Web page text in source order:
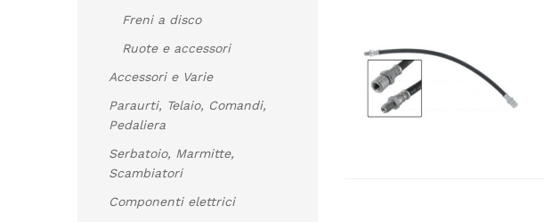
Freni a disco
Ruote e accessori
Accessori e Varie
Paraurti, Telaio, Comandi,
Pedaliera
Serbatoio, Marmitte,
Scambiatori
Componenti elettrici